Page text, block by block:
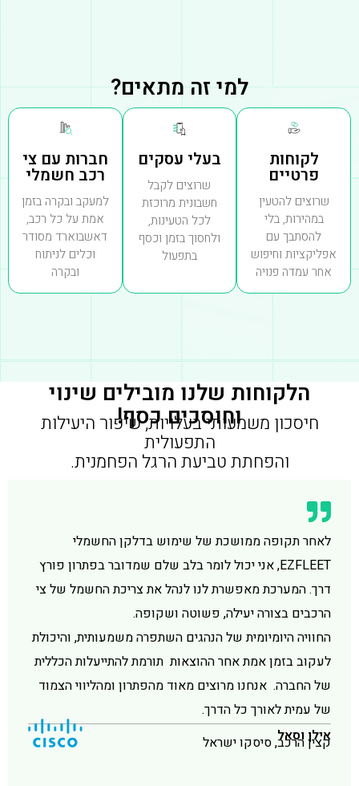
למי זה מתאים?
לקוחות
פרטיים
שרוצים להטעין
במהירות, בלי
להסתבך עם
אפליקציות וחיפוש
אחר עמדה פנויה
בעלי עסקים
שרוצים לקבל
חשבונית מרוכזת
לכל הטעינות,
ולחסוך בזמן וכסף
בתפעול
חברות עם צי
רכב חשמלי
למעקב ובקרה בזמן
אמת על כל רכב,
דאשבוארד מסודר
וכלים לניתוח
ובקרה
הלקוחות שלנו מובילים שינוי
וחוסכים כסף!
חיסכון משמעותי בעלויות, שיפור היעילות
התפעולית
והפחתת טביעת הרגל הפחמנית.
לאחר תקופה ממושכת של שימוש בדלקן החשמלי
EZFLEET, אני יכול לומר בלב שלם שמדובר בפתרון פורץ
דרך. המערכת מאפשרת לנו לנהל את צריכת החשמל של צי
הרכבים בצורה יעילה, פשוטה ושקופה.
החוויה היומיומית של הנהגים השתפרה משמעותית, והיכולת
לעקוב בזמן אמת אחר ההוצאות תורמת להתייעלות הכללית
של החברה. אנחנו מרוצים מאוד מהפתרון ומהליווי הצמוד
של עמית לאורך כל הדרך.
אילן וסאל
קצין הרכב, סיסקו ישראל